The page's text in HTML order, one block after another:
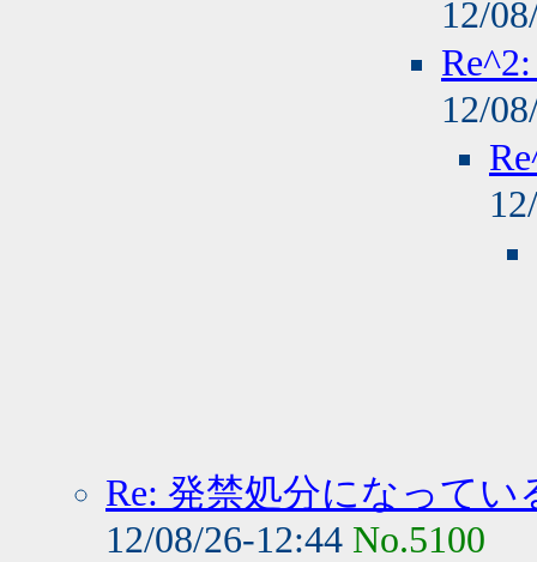
12/
12/
Re: 発禁処分になって
12/08/26-12:44 No.5100